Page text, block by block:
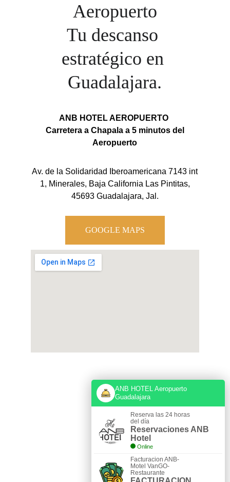
Aeropuerto
Tu descanso
estratégico en
Guadalajara.
ANB HOTEL AEROPUERTO
Carretera a Chapala a 5 minutos del
Aeropuerto
Av. de la Solidaridad Iberoamericana 7143 int
1, Minerales, Baja California Las Pintitas,
45693 Guadalajara, Jal.
GOOGLE MAPS
7143 int 1, Minerales, Baja California
Las Pintitas, 45693 Guadalajara, Jal.
CONTACTO
3320504566
ANB HOTEL Aeropuerto
Guadalajara
Reserva las 24 horas
del día
Reservaciones ANB
Hotel
Online
Facturacion ANB-
Motel VanGO-
Restaurante